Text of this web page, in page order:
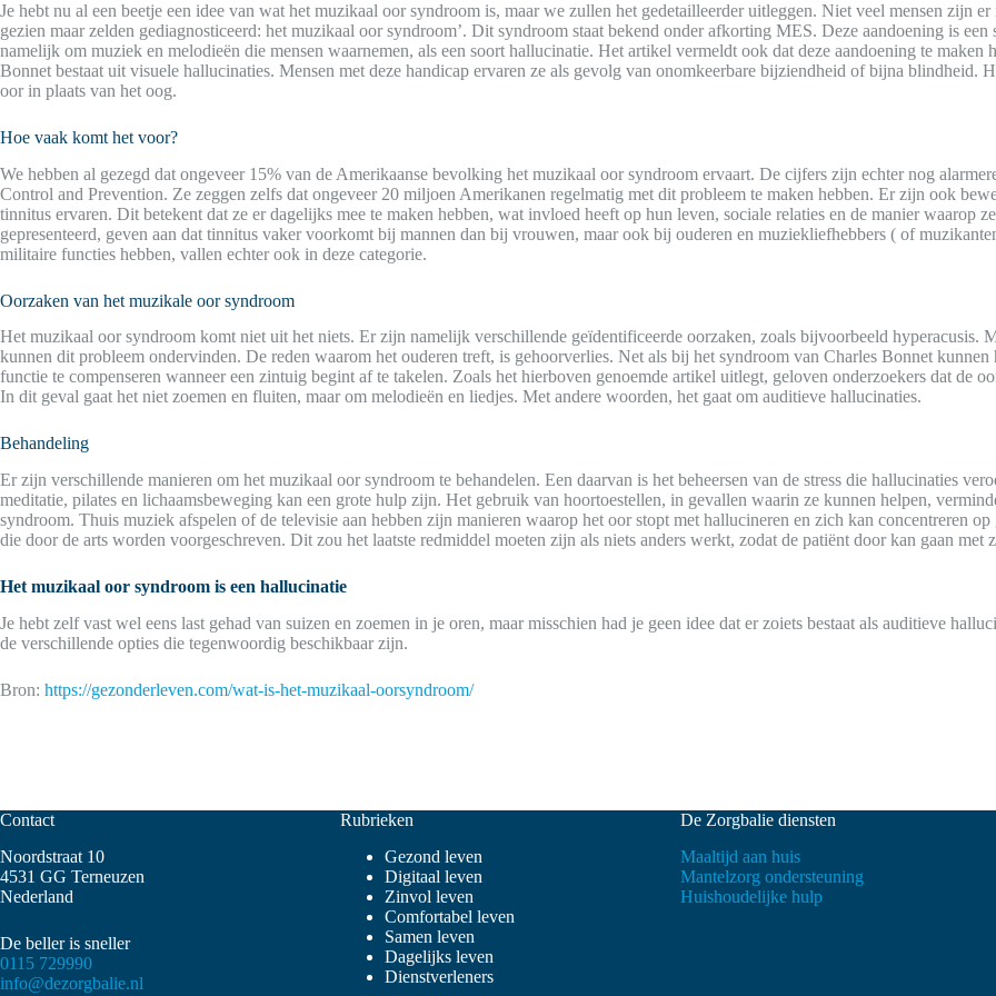
Je hebt nu al een beetje een idee van wat het muzikaal oor syndroom is, maar we zullen het gedetailleerder uitleggen. Niet veel mensen zijn
gezien maar zelden gediagnosticeerd: het muzikaal oor syndroom’. Dit syndroom staat bekend onder afkorting MES. Deze aandoening is
namelijk om muziek en melodieën die mensen waarnemen, als een soort hallucinatie. Het artikel vermeldt ook dat deze aandoening te
Bonnet bestaat uit visuele hallucinaties. Mensen met deze handicap ervaren ze als gevolg van onomkeerbare bijziendheid of bijna blindheid.
oor in plaats van het oog.
Hoe vaak komt het voor?
We hebben al gezegd dat ongeveer 15% van de Amerikaanse bevolking het muzikaal oor syndroom ervaart. De cijfers zijn echter nog
Control and Prevention. Ze zeggen zelfs dat ongeveer 20 miljoen Amerikanen regelmatig met dit probleem te maken hebben. Er zijn ook
tinnitus ervaren. Dit betekent dat ze er dagelijks mee te maken hebben, wat invloed heeft op hun leven, sociale relaties en de manier waarop
gepresenteerd, geven aan dat tinnitus vaker voorkomt bij mannen dan bij vrouwen, maar ook bij ouderen en muziekliefhebbers ( of
militaire functies hebben, vallen echter ook in deze categorie.
Oorzaken van het muzikale oor syndroom
Het muzikaal oor syndroom komt niet uit het niets. Er zijn namelijk verschillende geïdentificeerde oorzaken, zoals bijvoorbeeld hyperacusis.
kunnen dit probleem ondervinden. De reden waarom het ouderen treft, is gehoorverlies. Net als bij het syndroom van Charles Bonnet
functie te compenseren wanneer een zintuig begint af te takelen. Zoals het hierboven genoemde artikel uitlegt, geloven onderzoekers dat de
In dit geval gaat het niet zoemen en fluiten, maar om melodieën en liedjes. Met andere woorden, het gaat om auditieve hallucinaties.
Behandeling
Er zijn verschillende manieren om het muzikaal oor syndroom te behandelen. Een daarvan is het beheersen van de stress die hallucinaties
meditatie, pilates en lichaamsbeweging kan een grote hulp zijn. Het gebruik van hoortoestellen, in gevallen waarin ze kunnen helpen,
syndroom. Thuis muziek afspelen of de televisie aan hebben zijn manieren waarop het oor stopt met hallucineren en zich kan concentreren
die door de arts worden voorgeschreven. Dit zou het laatste redmiddel moeten zijn als niets anders werkt, zodat de patiënt door kan gaan met
Het muzikaal oor syndroom is een hallucinatie
Je hebt zelf vast wel eens last gehad van suizen en zoemen in je oren, maar misschien had je geen idee dat er zoiets bestaat als auditieve
de verschillende opties die tegenwoordig beschikbaar zijn.
Bron: https://gezonderleven.com/wat-is-het-muzikaal-oorsyndroom/
Contact
Noordstraat 10
4531 GG Terneuzen
Nederland
De beller is sneller
0115 729990
info@dezorgbalie.nl
Rubrieken
Gezond leven
Digitaal leven
Zinvol leven
Comfortabel leven
Samen leven
Dagelijks leven
Dienstverleners
De Zorgbalie diensten
Maaltijd aan huis
Mantelzorg ondersteuning
Huishoudelijke hulp